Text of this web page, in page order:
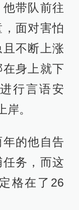
带队前往
面对害怕
不断上涨
身上就下
行言语安
。
的他自告
务，而这
格在了26